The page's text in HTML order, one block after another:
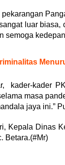
pekarangan
luar
semoga
kader-kader
masa
jaya ini.”
Kepala Dinas
Betara.(#Mr)